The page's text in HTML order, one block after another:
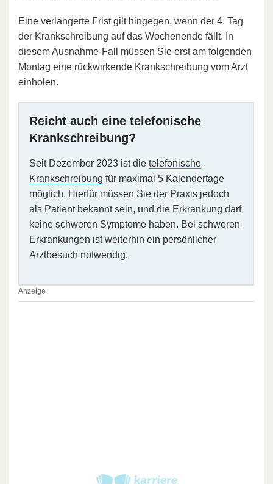
Eine verlängerte Frist gilt hingegen, wenn der 4. Tag
der Krankschreibung auf das Wochenende fällt. In
diesem Ausnahme-Fall müssen Sie erst am folgenden
Montag eine rückwirkende Krankschreibung vom Arzt
einholen.
Reicht auch eine telefonische
Krankschreibung?
Seit Dezember 2023 ist die telefonische
Krankschreibung für maximal 5 Kalendertage
möglich. Hierfür müssen Sie der Praxis jedoch
als Patient bekannt sein, und die Erkrankung darf
keine schweren Symptome haben. Bei schweren
Erkrankungen ist weiterhin ein persönlicher
Arztbesuch notwendig.
Anzeige